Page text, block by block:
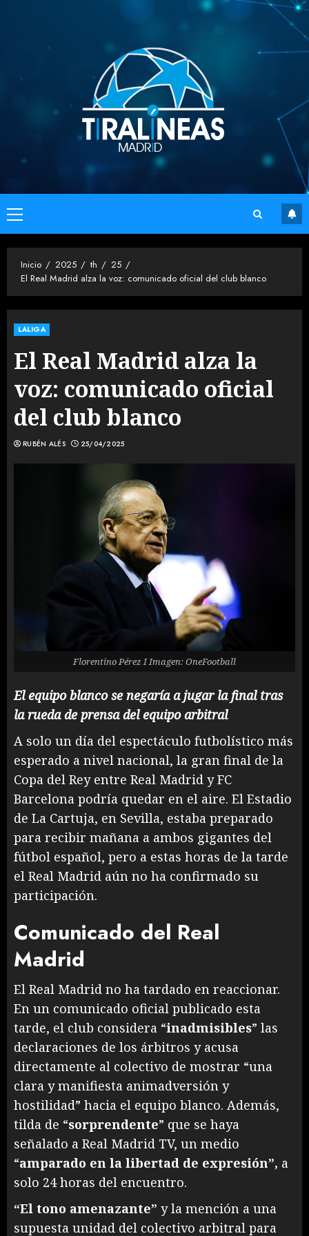
Menú
principal
Inicio 2025 th
25
El Real Madrid alza la voz: comunicado oficial del club blanco
LALIGA
El Real Madrid alza la
voz: comunicado oficial
del club blanco
RUBÉN ALÉS 25/04/2025
Florentino Pérez I Imagen: OneFootball
El equipo blanco se negaría a jugar la final tras
la rueda de prensa del equipo arbitral
A solo un día del espectáculo futbolístico más
esperado a nivel nacional, la gran final de la
Copa del Rey entre Real Madrid y FC
Barcelona podría quedar en el aire. El Estadio
de La Cartuja, en Sevilla, estaba preparado
para recibir mañana a ambos gigantes del
fútbol español, pero a estas horas de la tarde
el Real Madrid aún no ha confirmado su
participación.
Comunicado del Real
Madrid
El Real Madrid no ha tardado en reaccionar.
En un comunicado oficial publicado esta
tarde, el club considera “inadmisibles” las
declaraciones de los árbitros y acusa
directamente al colectivo de mostrar “una
clara y manifiesta animadversión y
hostilidad” hacia el equipo blanco. Además,
tilda de “sorprendente” que se haya
señalado a Real Madrid TV, un medio
“amparado en la libertad de expresión”, a
solo 24 horas del encuentro.
“El tono amenazante” y la mención a una
supuesta unidad del colectivo arbitral para